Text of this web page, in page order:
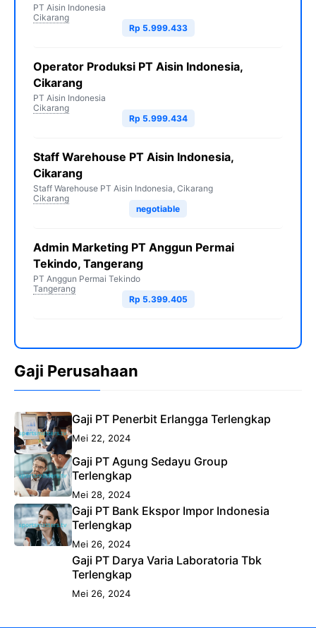
PT Aisin Indonesia
Cikarang
Rp 5.999.433
Operator Produksi PT Aisin Indonesia,
Cikarang
PT Aisin Indonesia
Cikarang
Rp 5.999.434
Staff Warehouse PT Aisin Indonesia,
Cikarang
Staff Warehouse PT Aisin Indonesia, Cikarang
Cikarang
negotiable
Admin Marketing PT Anggun Permai
Tekindo, Tangerang
PT Anggun Permai Tekindo
Tangerang
Rp 5.399.405
Gaji Perusahaan
Gaji PT Penerbit Erlangga Terlengkap
Mei 22, 2024
Gaji PT Agung Sedayu Group
Terlengkap
Mei 28, 2024
Gaji PT Bank Ekspor Impor Indonesia
Terlengkap
Mei 26, 2024
Gaji PT Darya Varia Laboratoria Tbk
Terlengkap
Mei 26, 2024